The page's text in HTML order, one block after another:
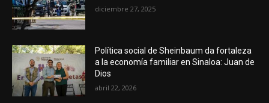
diciembre 27, 2025
Política social de Sheinbaum da fortaleza
a la economía familiar en Sinaloa: Juan de
Dios
abril 22, 2026